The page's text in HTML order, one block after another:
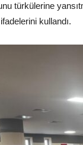
türkülerine
kullandı.